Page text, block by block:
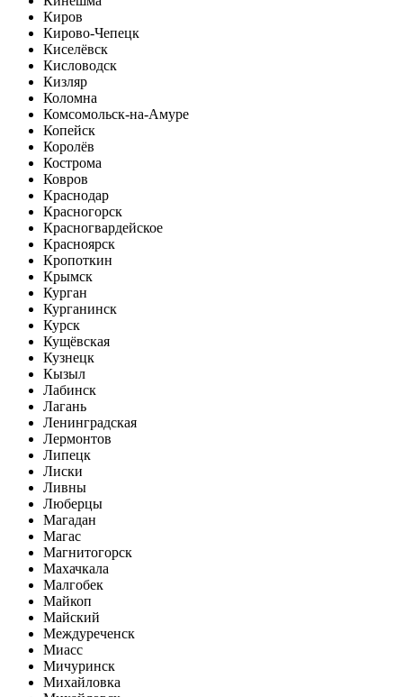
Киров
Кирово-Чепецк
Киселёвск
Кисловодск
Кизляр
Коломна
Комсомольск-на-Амуре
Копейск
Королёв
Кострома
Ковров
Краснодар
Красногорск
Красногвардейское
Красноярск
Кропоткин
Крымск
Курган
Курганинск
Курск
Кущёвская
Кузнецк
Кызыл
Лабинск
Лагань
Ленинградская
Лермонтов
Липецк
Лиски
Ливны
Люберцы
Магадан
Магас
Магнитогорск
Махачкала
Малгобек
Майкоп
Майский
Междуреченск
Миасс
Мичуринск
Михайловка